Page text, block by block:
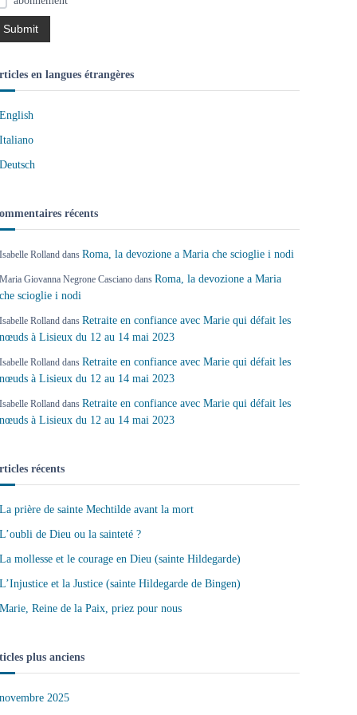
en langues étrangères
English
Italiano
Deutsch
récents
Isabelle Rolland dansRoma, la devozione a Maria che scioglie i nodi
Maria Giovanna Negrone Casciano dansRoma, la devozione a Maria
che scioglie i nodi
Isabelle Rolland dansRetraite en confiance avec Marie qui défait les
nœuds à Lisieux du 12 au 14 mai 2023
Isabelle Rolland dansRetraite en confiance avec Marie qui défait les
nœuds à Lisieux du 12 au 14 mai 2023
Isabelle Rolland dansRetraite en confiance avec Marie qui défait les
nœuds à Lisieux du 12 au 14 mai 2023
récents
La prière de sainte Mechtilde avant la mort
L’oubli de Dieu ou la sainteté ?
La mollesse et le courage en Dieu (sainte Hildegarde)
L’Injustice et la Justice (sainte Hildegarde de Bingen)
Marie, Reine de la Paix, priez pour nous
plus anciens
novembre 2025